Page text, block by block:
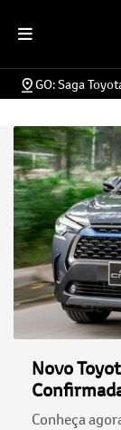
GO: Saga
Novo
Conheça